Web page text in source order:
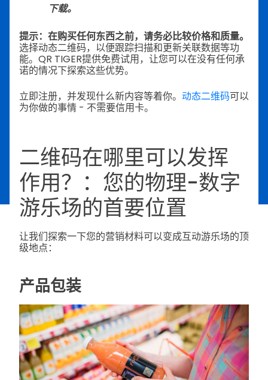
下载。
提示：在购买任何东西之前，请务必比较价格和质量。
选择动态二维码，以便跟踪扫描和更新关联数据等功
能。QR TIGER提供免费试用，让您可以在没有任何承
诺的情况下探索这些优势。
立即注册，并发现什么新内容等着你。 动态二维码可以
为你做的事情 - 不需要信用卡。
二维码在哪里可以发挥
作用？：您的物理-数字
游乐场的首要位置
让我们探索一下您的营销材料可以变成互动游乐场的顶
级地点：
产品包装